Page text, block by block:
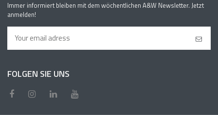
Immer informiert bleiben mit dem wöchentlichen A&W Newsletter. Jetzt
anmelden!
FOLGEN SIE UNS